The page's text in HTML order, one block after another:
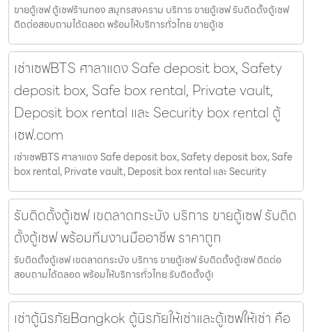
ขายตู้เซฟ ตู้เซฟร้านทอง สมุทรสงคราม บริการ ขายตู้เซฟ รับติดตั้งตู้เซฟ
ติดต่อสอบถามได้ตลอด พร้อมให้บริการทั่วไทย ขายตู้เซ
เช่าเซฟBTS ศาลาแดง Safe deposit box, Safety
deposit box, Safe box rental, Private vault,
Deposit box rental และ Security box rental ตู้
เซฟ.com
เช่าเซฟBTS ศาลาแดง Safe deposit box, Safety deposit box, Safe
box rental, Private vault, Deposit box rental และ Security
รับติดตั้งตู้เซฟ เขตลาดกระบัง บริการ ขายตู้เซฟ รับติด
ตั้งตู้เซฟ พร้อมทีมงานมืออาชีพ ราคาถูก
รับติดตั้งตู้เซฟ เขตลาดกระบัง บริการ ขายตู้เซฟ รับติดตั้งตู้เซฟ ติดต่อ
สอบถามได้ตลอด พร้อมให้บริการทั่วไทย รับติดตั้งตู้เ
เช่าตู้นิรภัยBangkok ตู้นิรภัยให้เช่าและตู้เซฟให้เช่า คือ